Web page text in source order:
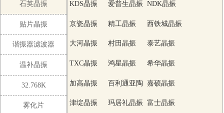
衡.
石英晶振
贴片晶振
谐振器滤波器
温补晶振
32.768K
雾化片
KDS晶振 爱普生晶振 NDK晶振
京瓷晶振 精工晶振 西铁城晶振
大河晶振 村田晶振 泰艺晶振
TXC晶振 鸿星晶振 希华晶振
加高晶振 百利通亚陶
晶振
嘉硕晶振
津绽晶振 玛居礼晶振 富士晶振